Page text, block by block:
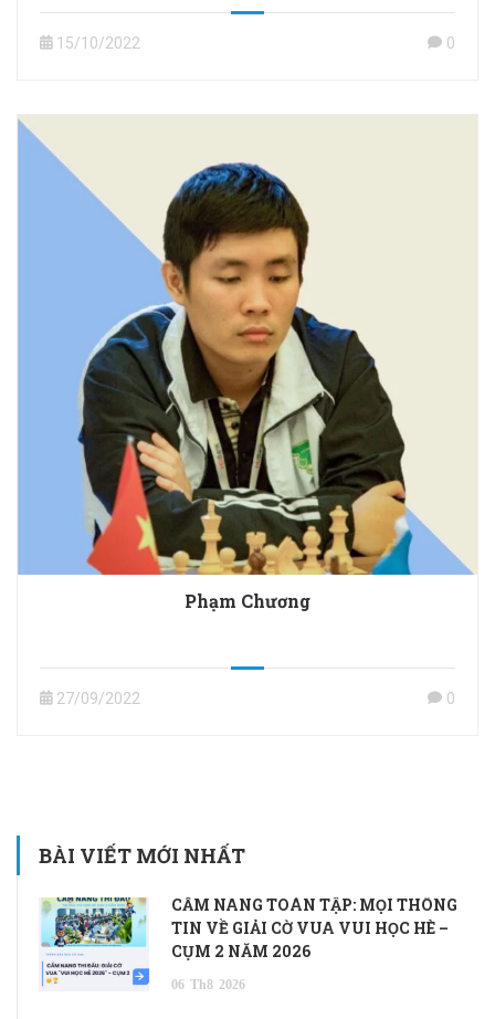
15/10/2022 0
Phạm Chương
27/09/2022 0
BÀI VIẾT MỚI NHẤT
CẨM NANG TOÀN TẬP: MỌI THÔNG
TIN VỀ GIẢI CỜ VUA VUI HỌC HÈ –
CỤM 2 NĂM 2026
06 Th8 2026